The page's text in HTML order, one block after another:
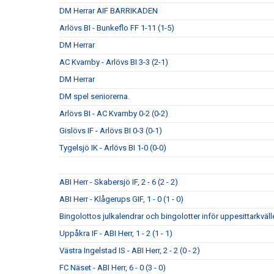
DM Herrar AIF BARRIKADEN
Arlövs BI - Bunkeflo FF 1-11 (1-5)
DM Herrar
AC Kvarnby - Arlövs BI 3-3 (2-1)
DM Herrar
DM spel seniorerna.
Arlövs BI - AC Kvarnby 0-2 (0-2)
Gislövs IF - Arlövs BI 0-3 (0-1)
Tygelsjö IK - Arlövs BI 1-0 (0-0)
ABI Herr - Skabersjö IF, 2 - 6 (2 - 2)
ABI Herr - Klågerups GIF, 1 - 0 (1 - 0)
Bingolottos julkalendrar och bingolotter inför
Uppåkra IF - ABI Herr, 1 - 2 (1 - 1)
Västra Ingelstad IS - ABI Herr, 2 - 2 (0 - 2)
FC Näset - ABI Herr, 6 - 0 (3 - 0)